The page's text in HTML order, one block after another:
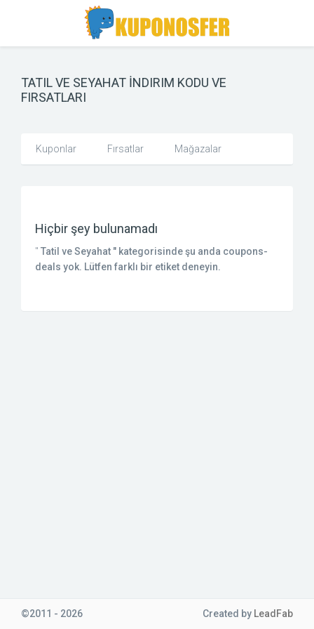
navigation
TATIL VE SEYAHAT İNDIRIM KODU VE
FIRSATLARI
Kuponlar Fırsatlar Mağazalar
Hiçbir şey bulunamadı
" Tatil ve Seyahat " kategorisinde şu anda coupons-
deals yok. Lütfen farklı bir etiket deneyin.
©2011 - 2026 Created by LeadFab